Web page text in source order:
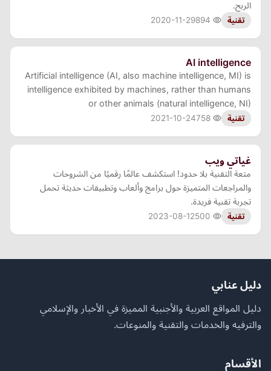
الربح.
تقنية 2020-11-29
AI intelligence
Artificial intelligence (AI, also machine intelligence, MI) is
intelligence exhibited by machines, rather than humans
or other animals (natural intelligence, NI)
تقنية 2021-10-24
غياتي ويب
متعة التقنية بلا حدود! استكشف عالمًا رقميًا من الشروحات
والمراجعات المتميزة حول برامج وألعاب وتطبيقات حديثة تحمل
تجربة تقنية فريدة.
تقنية 2023-08-12
دليل عنابي
دليل المواقع العربية والأجنبية المميزة في الأخبار والإسلامي
والترفيه والخدمات والتقنية والمنوعات.
الأقسام